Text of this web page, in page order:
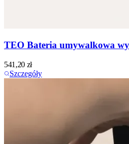
TEO Bateria umywalkowa
541,20 zł
Szczegóły